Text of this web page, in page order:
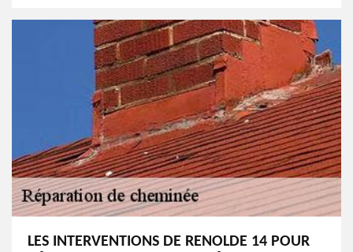
LES INTERVENTIONS DE RENOLDE 14 POUR